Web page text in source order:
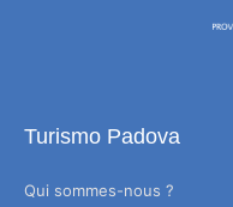
Turismo Padova
Qui sommes-nous ?